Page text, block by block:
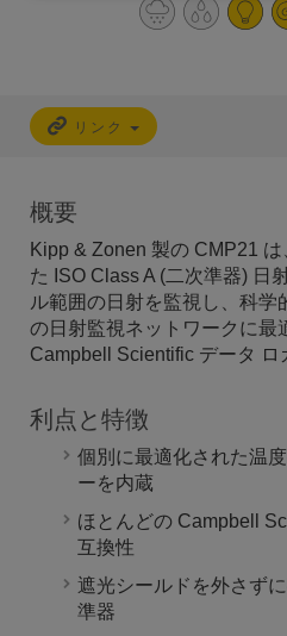
リンク
概要
Kipp & Zonen 製の CMP21
た ISO Class A (二次準器) 日
ル範囲の日射を監視し、科学
の日射監視ネットワークに最
Campbell Scientific データ ロ
利点と特徴
個別に最適化された温
ーを内蔵
ほとんどの Campbell
互換性
遮光シールドを外さず
準器